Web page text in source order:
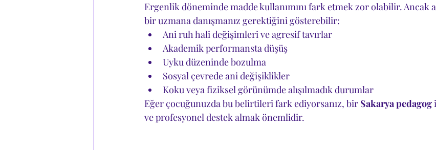
Ergenlik döneminde madde kullanımını fark etmek zor olabilir. Ancak
bir uzmana danışmanız gerektiğini gösterebilir:
Ani ruh hali değişimleri ve agresif tavırlar
Akademik performansta düşüş
Uyku düzeninde bozulma
Sosyal çevrede ani değişiklikler
Koku veya fiziksel görünümde alışılmadık durumlar
Eğer çocuğunuzda bu belirtileri fark ediyorsanız, bir Sakarya pedagog
ve profesyonel destek almak önemlidir.